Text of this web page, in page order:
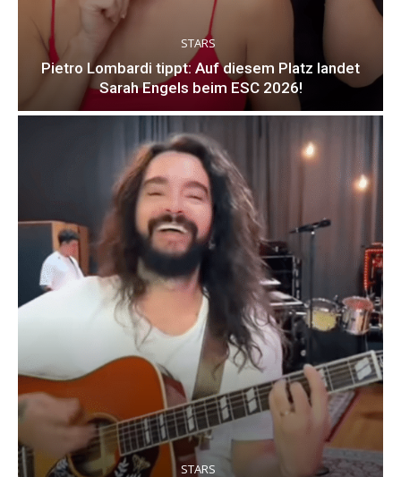
STARS
Pietro Lombardi tippt: Auf diesem Platz landet
Sarah Engels beim ESC 2026!
STARS